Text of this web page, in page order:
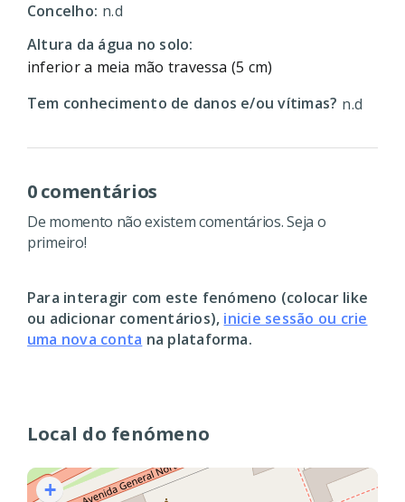
Local do fenómeno
+
Concelho: n.d
Altura da água no solo:
inferior a meia mão travessa (5 cm)
Tem conhecimento de danos e/ou vítimas? n.d
0 comentários
De momento não existem comentários. Seja o
primeiro!
Para interagir com este fenómeno (colocar like
ou adicionar comentários), inicie sessão ou crie
uma nova conta na plataforma.